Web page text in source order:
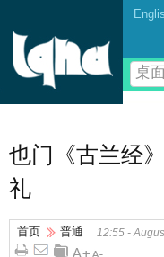
桌
也门《古兰经
礼
首页 普通 12:55 -